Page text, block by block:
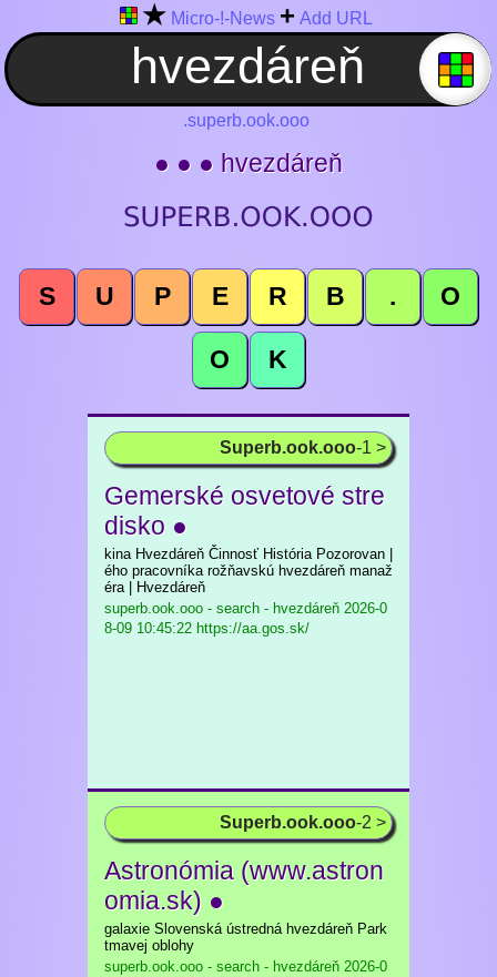
★ Micro-!-News + Add URL
.superb.ook.ooo
● ● ● hvezdáreň
S U P E R B . O
O K
Superb.ook.ooo-1 >
Gemerské osvetové stre
disko ●
kina Hvezdáreň Činnosť História Pozorovan |
ého pracovníka rožňavskú hvezdáreň manaž
éra | Hvezdáreň
superb.ook.ooo - search - hvezdáreň 2026-0
8-09 10:45:22 https://aa.gos.sk/
Superb.ook.ooo-2 >
Astronómia (www.astron
omia.sk) ●
galaxie Slovenská ústredná hvezdáreň Park
tmavej oblohy
superb.ook.ooo - search - hvezdáreň 2026-0